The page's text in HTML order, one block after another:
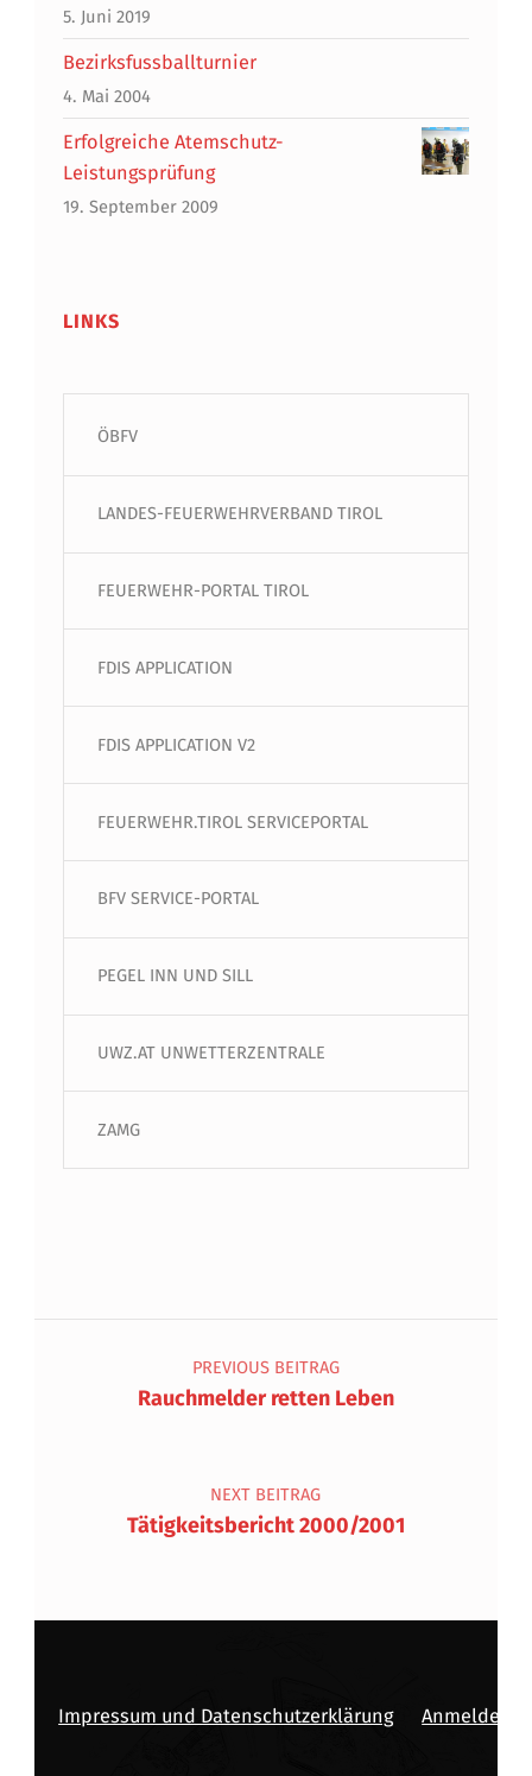
5. Juni 2019
Bezirksfussballturnier
4. Mai 2004
Erfolgreiche Atemschutz-
Leistungsprüfung
19. September 2009
LINKS
ÖBFV
LANDES-FEUERWEHRVERBAND TIROL
FEUERWEHR-PORTAL TIROL
FDIS APPLICATION
FDIS APPLICATION V2
FEUERWEHR.TIROL SERVICEPORTAL
BFV SERVICE-PORTAL
PEGEL INN UND SILL
UWZ.AT UNWETTERZENTRALE
ZAMG
Beitragsnavigation
PREVIOUS BEITRAG
Rauchmelder retten Leben
NEXT BEITRAG
Tätigkeitsbericht 2000/2001
Impressum und Datenschutzerklärung Anmelden